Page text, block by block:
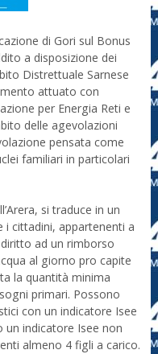
di Gori sul Bonus
a disposizione dei
Distrettuale Sarnese
attuato con
per Energia Reti e
delle agevolazioni
pensata come
familiari in particolari
si traduce in un
i cittadini, appartenenti a
ad un rimborso
al giorno pro capite
la quantità minima
primari. Possono
con un indicatore Isee
un indicatore Isee non
almeno 4 figli a carico.